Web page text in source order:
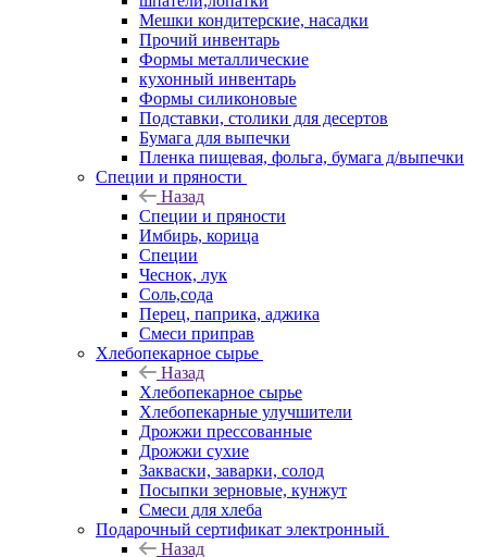
Мешки кондитерские, насадки
Прочий инвентарь
Формы металлические
кухонный инвентарь
Формы силиконовые
Подставки, столики для десертов
Бумага для выпечки
Пленка пищевая, фольга, бумага д/выпечки
Специи и пряности
Назад
Специи и пряности
Имбирь, корица
Специи
Чеснок, лук
Соль,сода
Перец, паприка, аджика
Смеси приправ
Хлебопекарное сырье
Назад
Хлебопекарное сырье
Хлебопекарные улучшители
Дрожжи прессованные
Дрожжи сухие
Закваски, заварки, солод
Посыпки зерновые, кунжут
Смеси для хлеба
Подарочный сертификат электронный
Назад